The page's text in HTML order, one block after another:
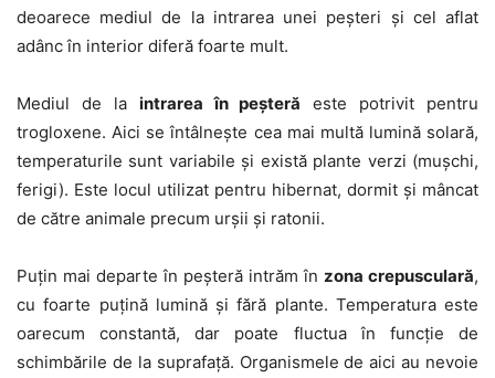
deoarece mediul de la intrarea unei peșteri și cel aflat
adânc în interior diferă foarte mult.
Mediul de la intrarea în peșteră este potrivit pentru
trogloxene. Aici se întâlnește cea mai multă lumină solară,
temperaturile sunt variabile și există plante verzi (mușchi,
ferigi). Este locul utilizat pentru hibernat, dormit și mâncat
de către animale precum urșii și ratonii.
Puțin mai departe în peșteră intrăm în zona crepusculară,
cu foarte puțină lumină și fără plante. Temperatura este
oarecum constantă, dar poate fluctua în funcție de
schimbările de la suprafață. Organismele de aici au nevoie